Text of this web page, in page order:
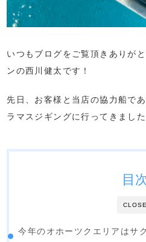
いつもブログをご覧頂きありが
ンの西川健太です！
先日、お客様と当店の協力船で
ラマスジギングに行ってきました
CLOSE
目
今年のオホーツクエリアはサ